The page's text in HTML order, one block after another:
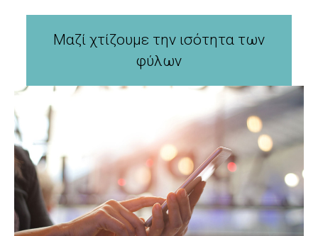
Μαζί χτίζουμε την ισότητα των
φύλων